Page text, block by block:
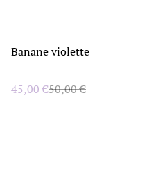
%
Banane violette
45,00 €50,00 €